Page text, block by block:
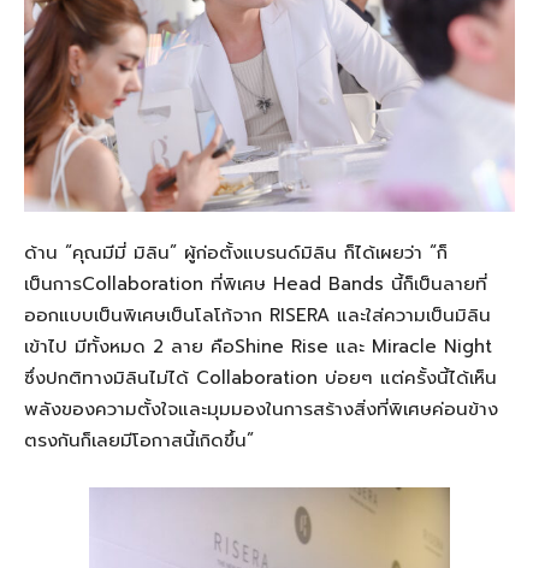
ด้าน “คุณมีมี่ มิลิน” ผู้ก่อตั้งแบรนด์มิลิน ก็ได้เผยว่า “ก็
เป็นการCollaboration ที่พิเศษ Head Bands นี้ก็เป็นลายที่
ออกแบบเป็นพิเศษเป็นโลโก้จาก RISERA และใส่ความเป็นมิลิน
เข้าไป มีทั้งหมด 2 ลาย คือShine Rise และ Miracle Night
ซึ่งปกติทางมิลินไม่ได้ Collaboration บ่อยๆ แต่ครั้งนี้ได้เห็น
พลังของความตั้งใจและมุมมองในการสร้างสิ่งที่พิเศษค่อนข้าง
ตรงกันก็เลยมีโอกาสนี้เกิดขึ้น”